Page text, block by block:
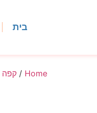
בית
Home
/קפה